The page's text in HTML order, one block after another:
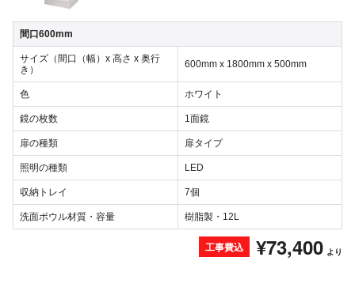
間口600mm
サイズ（間口（幅）x 高さ x 奥行
き）
600mm x 1800mm x 500mm
色 ホワイト
鏡の枚数 1面鏡
扉の種類 扉タイプ
照明の種類 LED
収納トレイ 7個
洗面ボウル材質・容量 樹脂製・12L
工事費込 ¥73,400 より